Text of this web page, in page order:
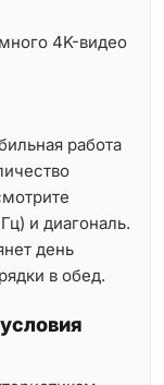
4K-видео
работа
и диагональ.
день
в обед.